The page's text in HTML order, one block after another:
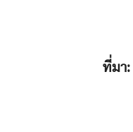
ที่มา: